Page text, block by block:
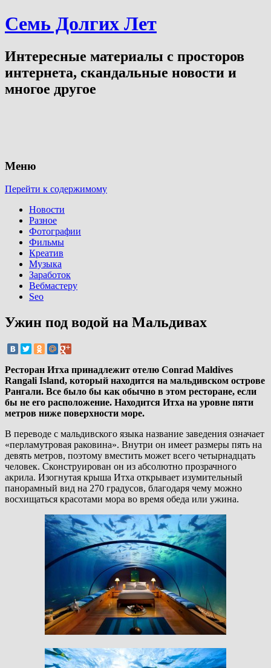
Семь Долгих Лет
Интересные материалы с просторов
интернета, скандальные новости и
многое другое
Меню
Перейти к содержимому
Новости
Разное
Фотографии
Фильмы
Креатив
Музыка
Заработок
Вебмастеру
Seo
Ужин под водой на Мальдивах
Ресторан Итха принадлежит отелю Conrad Maldives
Rangali Island, который находится на мальдивском острове
Рангали. Все было бы как обычно в этом ресторане, если
бы не его расположение. Находится Итха на уровне пяти
метров ниже поверхности море.
В переводе с мальдивского языка название заведения означает
«перламутровая раковина». Внутри он имеет размеры пять на
девять метров, поэтому вместить может всего четырнадцать
человек. Сконструирован он из абсолютно прозрачного
акрила. Изогнутая крыша Итха открывает изумительный
панорамный вид на 270 градусов, благодаря чему можно
восхищаться красотами мора во время обеда или ужина.